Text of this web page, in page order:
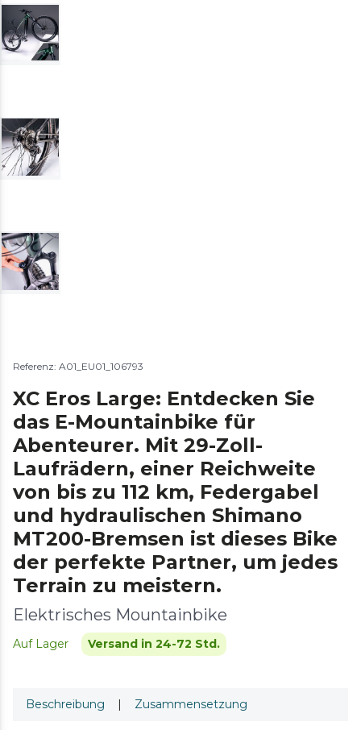
Referenz: A01_EU01_106793
XC Eros Large: Entdecken Sie
das E-Mountainbike für
Abenteurer. Mit 29-Zoll-
Laufrädern, einer Reichweite
von bis zu 112 km, Federgabel
und hydraulischen Shimano
MT200-Bremsen ist dieses Bike
der perfekte Partner, um jedes
Terrain zu meistern.
Elektrisches Mountainbike
Auf Lager Versand in 24-72 Std.
Beschreibung | Zusammensetzung